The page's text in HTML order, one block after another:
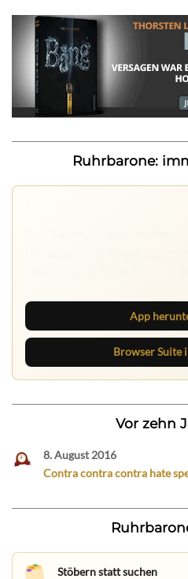
Ruhrbarone:
App
Browser Suite
Vor zehn
8. August 2016
Contra contra contra hate
Stöbern statt suchen